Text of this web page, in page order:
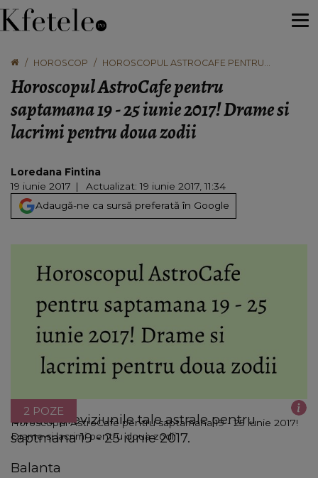
HOROSCOP
HOROSCOPUL ASTROCAFE PENTRU
LACRIMI PENTRU DOUA ZODII
Horoscopul AstroCafe pentru
saptamana 19 - 25 iunie 2017! Drame si
lacrimi pentru doua zodii
Loredana Fintina
19 iunie 2017
Actualizat: 19 iunie 2017, 11:34
Adaugă-ne ca sursă preferată în Google
Horoscopul AstroCafe pentru saptamana 19 - 25 iunie 2017!
Drame si lacrimi pentru doua zodii
2 POZE
Citeste previziunile tale astrale pentru
saptmana 19 - 25 iunie 2017.
Balanta